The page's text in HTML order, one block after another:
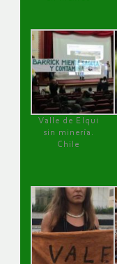
Valle de Elqui
sin minería.
Chile